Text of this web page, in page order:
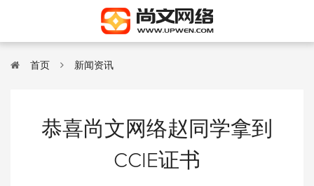
首页 新闻资讯
恭喜尚文网络赵同学拿到
CCIE证书